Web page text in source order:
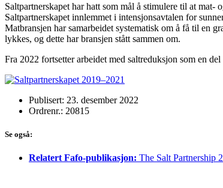
Saltpartnerskapet har hatt som mål å stimulere til at
Saltpartnerskapet innlemmet i intensjonsavtalen for
Matbransjen har samarbeidet systematisk om å få til en
lykkes, og dette har bransjen stått sammen om.
Fra 2022 fortsetter arbeidet med saltreduksjon som en
Publisert: 23. desember 2022
Ordrenr.: 20815
Se også:
Relatert Fafo-publikasjon: The Salt Partnership